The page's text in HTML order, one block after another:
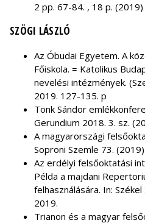
2 pp. 67-84. , 18 p. (2019)
SZÖGI LÁSZLÓ
Az Óbudai Egyetem. A
Főiskola. = Katolikus
nevelési intézmények.
2019. 127-135. p
Tonk Sándor
Gerundium 2018. 3. sz.
A magyarországi
Soproni Szemle 73. (2019)
Az erdélyi felsőoktatási
Példa a majdani
felhasználására. In:
2019.
Trianon és a magyar